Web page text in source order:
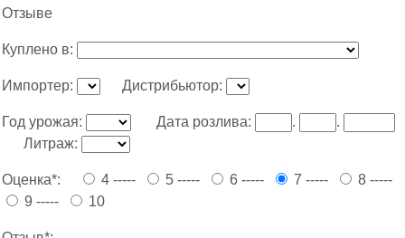
Отзыве
Куплено в:
Импортер: Дистрибьютор:
Год урожая: Дата розлива: .
.
Литраж:
Оценка*: 4 ----- 5 ----- 6 ----- 7 -----
8 -----
9 -----
10